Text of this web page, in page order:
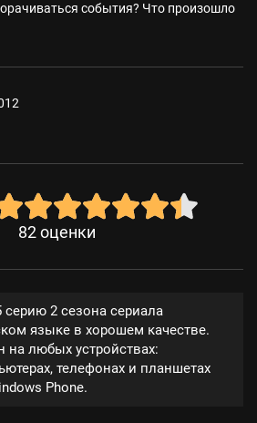
события? Что произошло
82 оценки
2 сезона сериала
языке в хорошем качестве.
на любых устройствах:
телефонах и планшетах
Phone.